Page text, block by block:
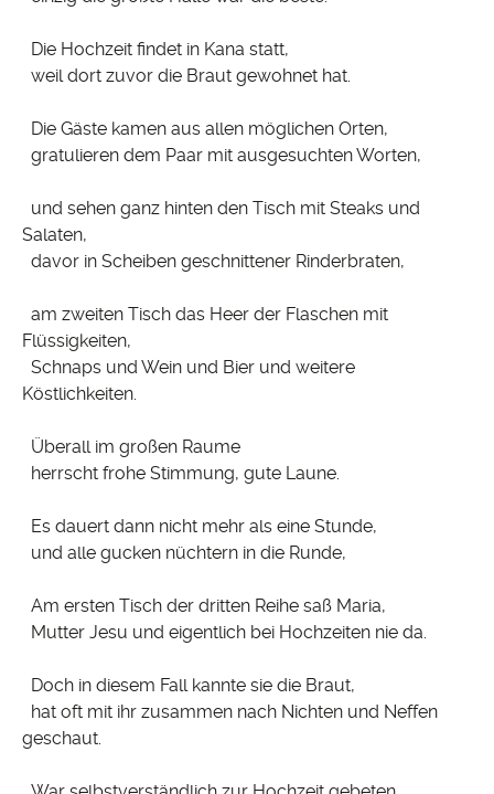
Die Hochzeit findet in Kana statt,
weil dort zuvor die Braut gewohnet hat.
Die Gäste kamen aus allen möglichen Orten,
gratulieren dem Paar mit ausgesuchten Worten,
und sehen ganz hinten den Tisch mit Steaks und
Salaten,
davor in Scheiben geschnittener Rinderbraten,
am zweiten Tisch das Heer der Flaschen mit
Flüssigkeiten,
Schnaps und Wein und Bier und weitere
Köstlichkeiten.
Überall im großen Raume
herrscht frohe Stimmung, gute Laune.
Es dauert dann nicht mehr als eine Stunde,
und alle gucken nüchtern in die Runde,
Am ersten Tisch der dritten Reihe saß Maria,
Mutter Jesu und eigentlich bei Hochzeiten nie da.
Doch in diesem Fall kannte sie die Braut,
hat oft mit ihr zusammen nach Nichten und Neffen
geschaut.